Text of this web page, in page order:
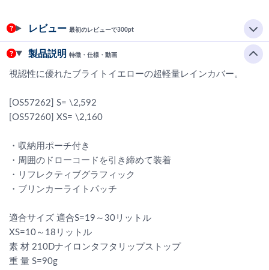
レビュー 最初のレビューで300pt
製品説明 特徴・仕様・動画
視認性に優れたブライトイエローの超軽量レインカバー。
[OS57262] S= \2,592
[OS57260] XS= \2,160
・収納用ポーチ付き
・周囲のドローコードを引き締めて装着
・リフレクティブグラフィック
・ブリンカーライトパッチ
適合サイズ 適合S=19～30リットル
XS=10～18リットル
素 材 210Dナイロンタフタリップストップ
重 量 S=90g